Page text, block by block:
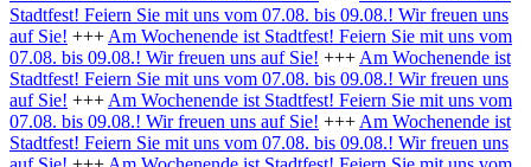
Stadtfest! Feiern Sie mit uns vom 07.08. bis 09.08.! Wir freuen uns
auf Sie! +++ Am Wochenende ist Stadtfest! Feiern Sie mit uns vom
07.08. bis 09.08.! Wir freuen uns auf Sie! +++ Am Wochenende ist
Stadtfest! Feiern Sie mit uns vom 07.08. bis 09.08.! Wir freuen uns
auf Sie! +++ Am Wochenende ist Stadtfest! Feiern Sie mit uns vom
07.08. bis 09.08.! Wir freuen uns auf Sie! +++ Am Wochenende ist
Stadtfest! Feiern Sie mit uns vom 07.08. bis 09.08.! Wir freuen uns